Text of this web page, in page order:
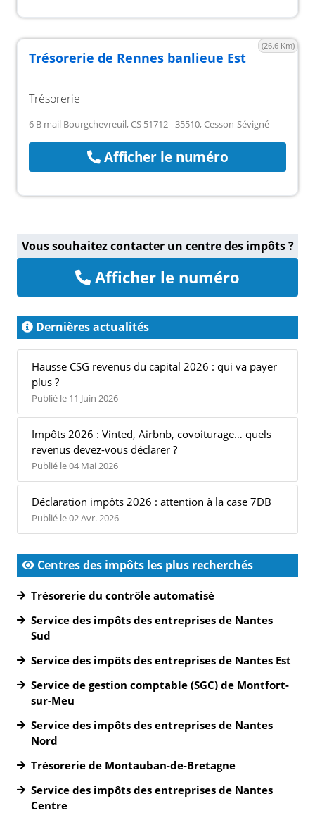
(26.6 Km)
Trésorerie de Rennes banlieue Est
Trésorerie
6 B mail Bourgchevreuil, CS 51712 - 35510, Cesson-Sévigné
Afficher le numéro
Vous souhaitez contacter un centre des impôts ?
Afficher le numéro
Dernières actualités
Hausse CSG revenus du capital 2026 : qui va payer
plus ?
Publié le 11 Juin 2026
Impôts 2026 : Vinted, Airbnb, covoiturage… quels
revenus devez-vous déclarer ?
Publié le 04 Mai 2026
Déclaration impôts 2026 : attention à la case 7DB
Publié le 02 Avr. 2026
Centres des impôts les plus recherchés
Trésorerie du contrôle automatisé
Service des impôts des entreprises de Nantes
Sud
Service des impôts des entreprises de Nantes Est
Service de gestion comptable (SGC) de Montfort-
sur-Meu
Service des impôts des entreprises de Nantes
Nord
Trésorerie de Montauban-de-Bretagne
Service des impôts des entreprises de Nantes
Centre